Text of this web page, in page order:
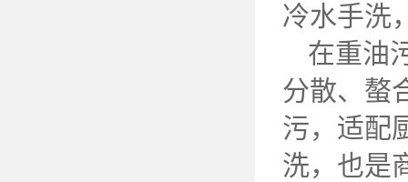
冷水手洗
在重油
分散、螯
污，适配
洗，也是